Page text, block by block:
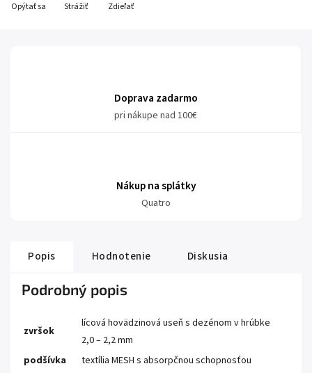
Opýtať sa Strážiť Zdieľať
Doprava zadarmo
pri nákupe nad 100€
Nákup na splátky
Quatro
Popis Hodnotenie Diskusia
Podrobný popis
zvršok
lícová hovädzinová useň s dezénom v hrúbke
2,0 – 2,2 mm
podšívka
textília MESH s absorpčnou schopnosťou